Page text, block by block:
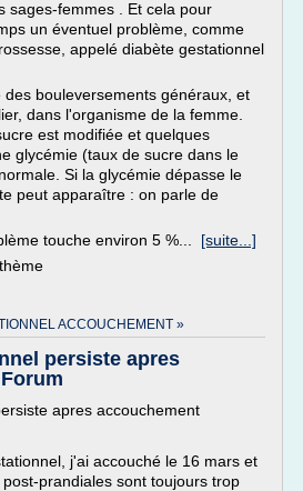
sages-femmes . Et cela pour
un éventuel problème, comme
appelé diabète gestationnel
bouleversements généraux, et
dans l'organisme de la femme.
est modifiée et quelques
glycémie (taux de sucre dans le
Si la glycémie dépasse le
peut apparaître : on parle de
touche environ 5 %... [suite...]
ACCOUCHEMENT »
persiste apres
apres accouchement
j'ai accouché le 16 mars et
prandiales sont toujours trop